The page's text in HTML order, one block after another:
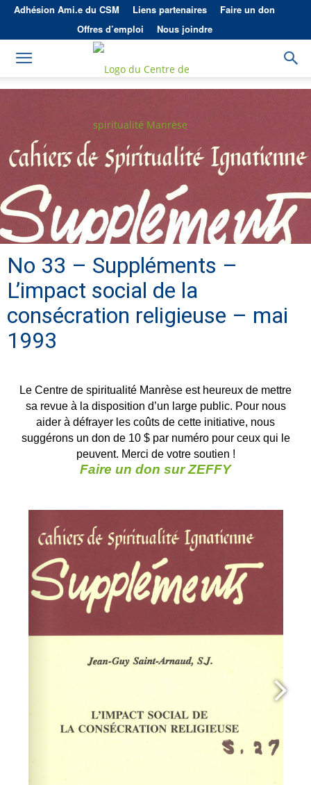
Adhésion Ami.e du CSM Liens partenaires
Faire un don
Offres d’emploi
Nous joindre
No 33 – Suppléments –
L’impact social de la
consécration religieuse – mai
1993
Le Centre de spiritualité Manrèse est heureux de mettre
sa revue à la disposition d’un large public. Pour nous
aider à défrayer les coûts de cette initiative, nous
suggérons un don de 10 $ par numéro pour ceux qui le
peuvent. Merci de votre soutien !
Faire un don sur ZEFFY